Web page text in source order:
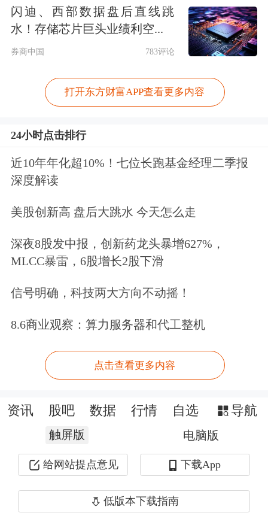
闪迪、西部数据盘后直线跳
水！存储芯片巨头业绩利空...
券商中国 783评论
打开东方财富APP查看更多内容
24小时点击排行
近10年年化超10%！七位长跑基金经理二季报
深度解读
美股创新高 盘后大跳水 今天怎么走
深夜8股发中报，创新药龙头暴增627%，
MLCC暴雷，6股增长2股下滑
信号明确，科技两大方向不动摇！
8.6商业观察：算力服务器和代工整机
点击查看更多内容
资讯 股吧 数据 行情 自选 导航
触屏版 电脑版
给网站提点意见 下载App
低版本下载指南